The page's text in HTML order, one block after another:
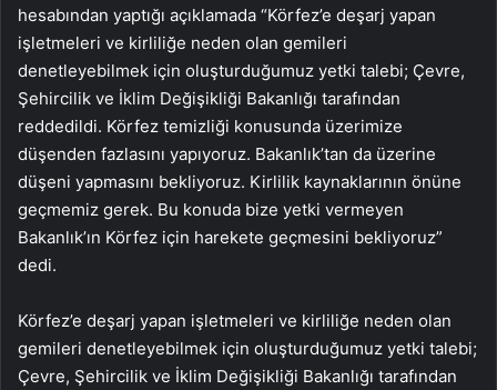
hesabından yaptığı açıklamada “Körfez’e deşarj yapan
işletmeleri ve kirliliğe neden olan gemileri
denetleyebilmek için oluşturduğumuz yetki talebi; Çevre,
Şehircilik ve İklim Değişikliği Bakanlığı tarafından
reddedildi. Körfez temizliği konusunda üzerimize
düşenden fazlasını yapıyoruz. Bakanlık’tan da üzerine
düşeni yapmasını bekliyoruz. Kirlilik kaynaklarının önüne
geçmemiz gerek. Bu konuda bize yetki vermeyen
Bakanlık’ın Körfez için harekete geçmesini bekliyoruz”
dedi.
Körfez’e deşarj yapan işletmeleri ve kirliliğe neden olan
gemileri denetleyebilmek için oluşturduğumuz yetki talebi;
Çevre, Şehircilik ve İklim Değişikliği Bakanlığı tarafından